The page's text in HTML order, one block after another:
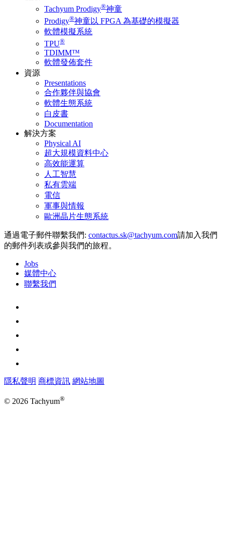
Tachyum Prodigy®神童
Prodigy®神童以 FPGA 為基礎的模擬器
軟體模擬系統
TPU®
TDIMM™
軟體發佈套件
資源
Presentations
合作夥伴與協會
軟體生態系統
白皮書
Documentation
解決方案
Physical AI
超大規模資料中心
高效能運算
人工智慧
私有雲端
電信
軍事與情報
歐洲晶片生態系統
通過電子郵件聯繫我們:
請加入我們
的郵件列表或參與我們的旅程。
Jobs
媒體中心
聯繫我們
隱私聲明 商標資訊 網站地圖
© 2026 Tachyum®